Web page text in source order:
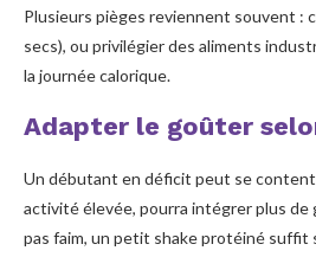
Plusieurs pièges reviennent souvent :
secs), ou privilégier des aliments
la journée calorique.
Adapter le goûter
Un débutant en déficit peut se
activité élevée, pourra intégrer plus de
pas faim, un petit shake protéiné suffit